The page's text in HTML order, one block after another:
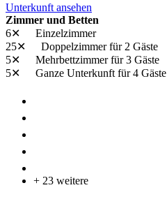
Unterkunft ansehen
Zimmer und Betten
6✕
Einzelzimmer
25✕
Doppelzimmerfür 2 Gäste
5✕
Mehrbettzimmerfür 3 Gäste
5✕
Ganze Unterkunft für 4 Gäste
+ 23 weitere